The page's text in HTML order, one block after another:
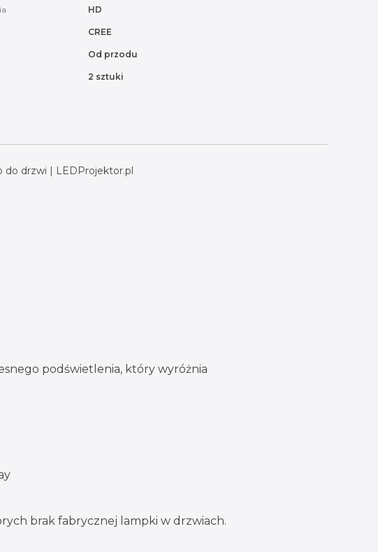
HD
CREE
Od przodu
2 sztuki
do drzwi | LEDProjektor.pl
podświetlenia, który wyróżnia
brak fabrycznej lampki w drzwiach.